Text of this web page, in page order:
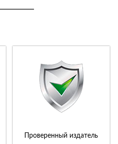
Проверенный издатель